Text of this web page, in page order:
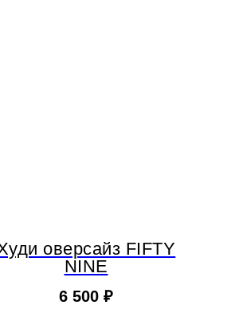
оверсайз FIFTY
NINE
6 500 ₽